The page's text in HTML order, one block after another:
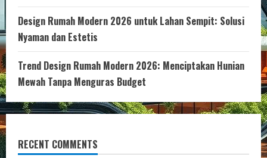
Design Rumah Modern 2026 untuk Lahan Sempit: Solusi
Nyaman dan Estetis
Trend Design Rumah Modern 2026: Menciptakan Hunian
Mewah Tanpa Menguras Budget
RECENT COMMENTS